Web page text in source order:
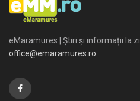
eMaramures | Știri și informații la zi
office@emaramures.ro